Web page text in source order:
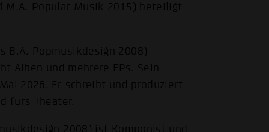
M.A. Popular Musik 2015) beteiligt
B.A. Popmusikdesign 2008)
Alben und mehrere EPs. Sein
2026. Er schreibt und produziert
fürs Theater.
2008) ist Komponist und